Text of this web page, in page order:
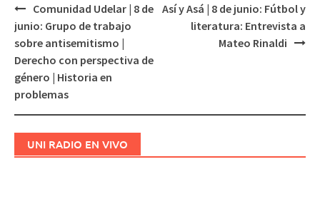
Navegación
de
entradas
Comunidad Udelar | 8 de
junio: Grupo de trabajo
sobre antisemitismo |
Derecho con perspectiva de
género | Historia en
problemas
Así y Asá | 8 de junio: Fútbol y
literatura: Entrevista a
Mateo Rinaldi
UNI RADIO EN VIVO